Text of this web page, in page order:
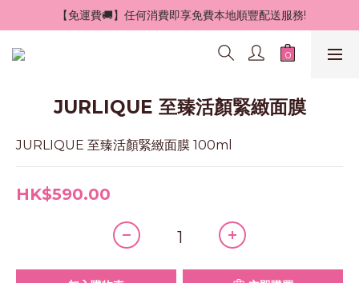
【免運費🚚】任何消費即享免費本地順豐配送服務!
JURLIQUE 至臻活顏緊緻面膜
JURLIQUE 至臻活顏緊緻面膜 100ml
HK$590.00